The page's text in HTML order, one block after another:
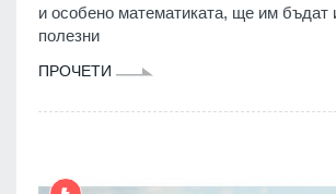
и особено математиката, ще им бъдат
полезни
ПРОЧЕТИ